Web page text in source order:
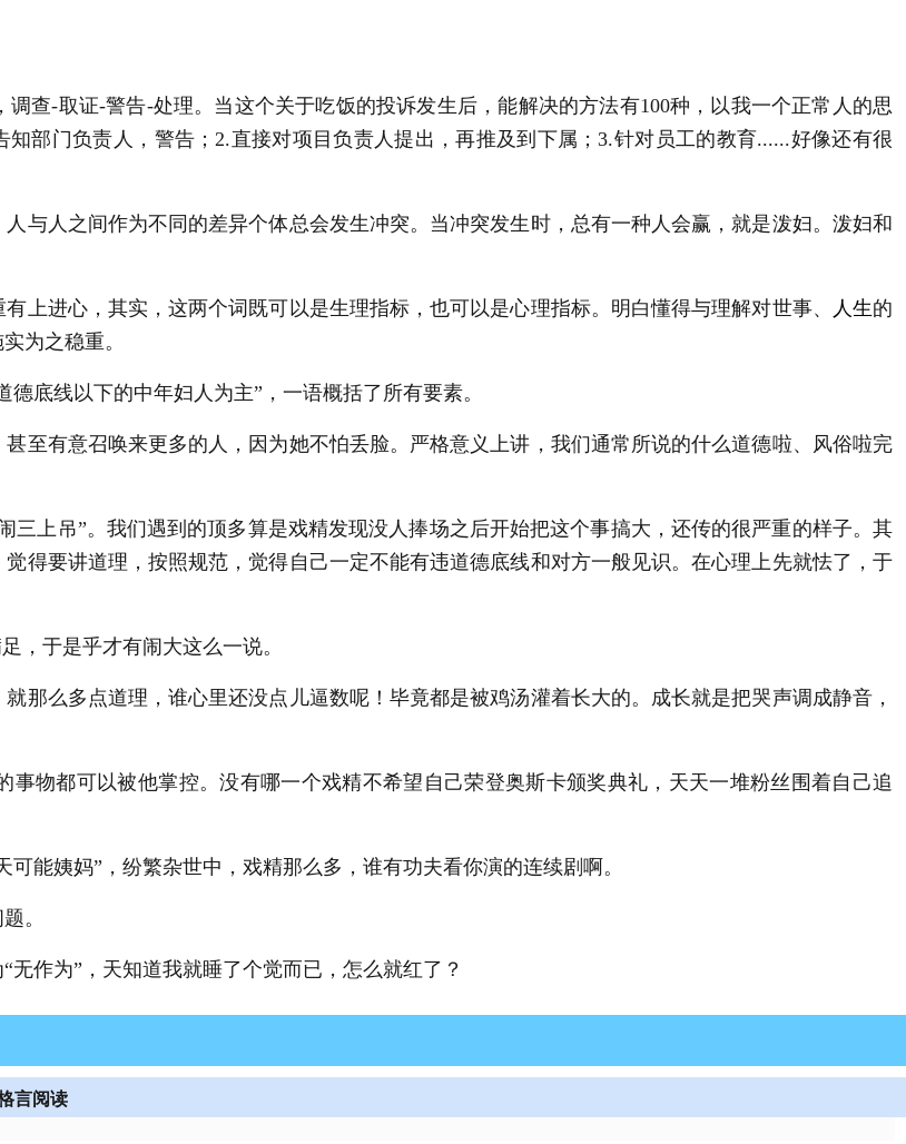
查-取证-警告-处理。当这个关于吃饭的投诉发生后，能解决的方法有100种，以我一个正常人的思
部门负责人，警告；2.直接对项目负责人提出，再推及到下属；3.针对员工的教育......好像还有很
与人之间作为不同的差异个体总会发生冲突。当冲突发生时，总有一种人会赢，就是泼妇。泼妇和
上进心，其实，这两个词既可以是生理指标，也可以是心理指标。明白懂得与理解对世事、 人生的
为之稳重。
底线以下的中年妇人为主”，一语概括了所有要素。
至有意召唤来更多的人，因为她不怕丢脸。严格意义上讲，我们通常所说的什么道德啦、风俗啦完
上吊”。我们遇到的顶多算是戏精发现没人捧场之后开始把这个事搞大，还传的很严重的样子。其
得要讲道理，按照规范，觉得自己一定不能有违道德底线和对方一般见识。在心理上先就怯了，于
，于是乎才有闹大这么一说。
那么多点道理，谁心里还没点儿逼数呢！毕竟都是被鸡汤灌着长大的。成长就是把哭声调成静音，
物都可以被他掌控。没有哪一个戏精不希望自己荣登奥斯卡颁奖典礼，天天一堆粉丝围着自己追
能姨妈”，纷繁杂世中，戏精那么多，谁有功夫看你演的连续剧啊。
。
作为”，天知道我就睡了个觉而已，怎么就红了？
言阅读